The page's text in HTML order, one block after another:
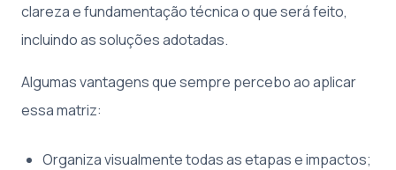
clareza e fundamentação técnica o que será feito,
incluindo as soluções adotadas.
Algumas vantagens que sempre percebo ao aplicar
essa matriz:
Organiza visualmente todas as etapas e impactos;